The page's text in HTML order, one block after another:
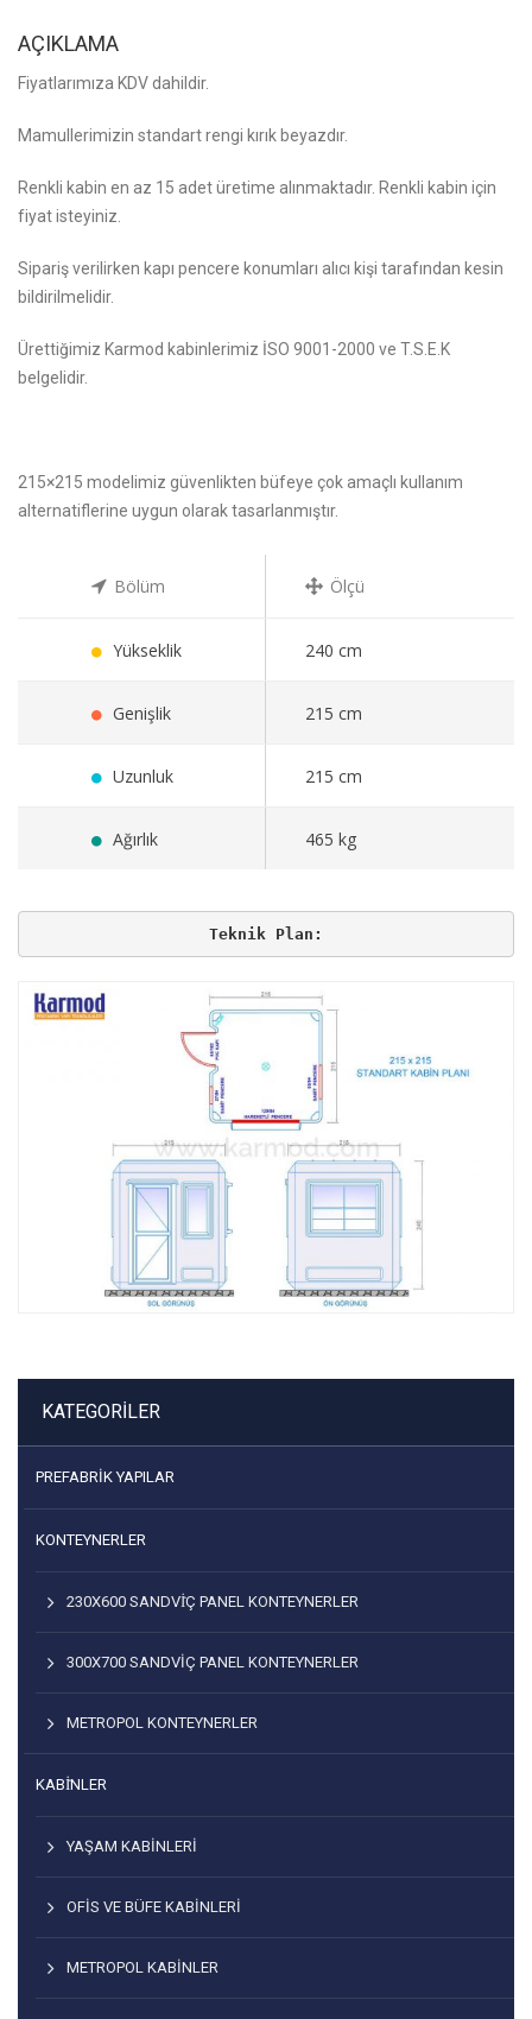
AÇIKLAMA
Fiyatlarımıza KDV dahildir.
Mamullerimizin standart rengi kırık beyazdır.
Renkli kabin en az 15 adet üretime alınmaktadır. Renkli kabin için
fiyat isteyiniz.
Sipariş verilirken kapı pencere konumları alıcı kişi tarafından kesin
bildirilmelidir.
Ürettiğimiz Karmod kabinlerimiz İSO 9001-2000 ve T.S.E.K
belgelidir.
215×215 modelimiz güvenlikten büfeye çok amaçlı kullanım
alternatiflerine uygun olarak tasarlanmıştır.
Bölüm Ölçü
Yükseklik 240 cm
Genişlik 215 cm
Uzunluk 215 cm
Ağırlık 465 kg
Teknik Plan:
KATEGORILER
PREFABRIK YAPILAR
KONTEYNERLER
230X600 SANDVİÇ PANEL KONTEYNERLER
300X700 SANDVIÇ PANEL KONTEYNERLER
METROPOL KONTEYNERLER
KABİNLER
YAŞAM KABINLERI
OFIS VE BÜFE KABINLERI
METROPOL KABINLER